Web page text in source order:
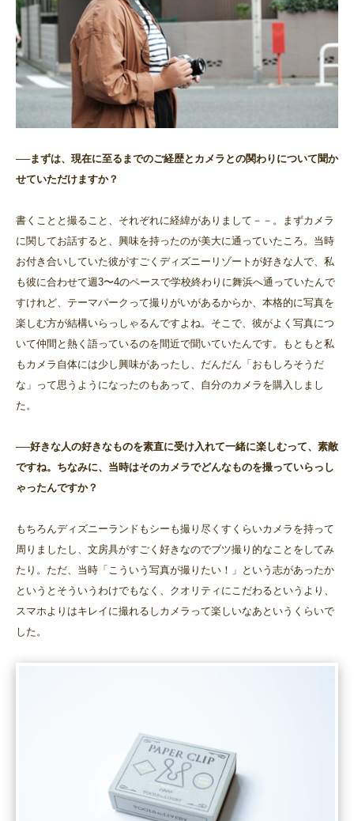
──まずは、現在に至るまでのご経歴とカメラとの関わりについて聞か
せていただけますか？
書くことと撮ること、それぞれに経緯がありまして－－。まずカメラ
に関してお話すると、興味を持ったのが美大に通っていたころ。当時
お付き合いしていた彼がすごくディズニーリゾートが好きな人で、私
も彼に合わせて週3〜4のペースで学校終わりに舞浜へ通っていたんで
すけれど、テーマパークって撮りがいがあるからか、本格的に写真を
楽しむ方が結構いらっしゃるんですよね。そこで、彼がよく写真につ
いて仲間と熱く語っているのを間近で聞いていたんです。もともと私
もカメラ自体には少し興味があったし、だんだん「おもしろそうだ
な」って思うようになったのもあって、自分のカメラを購入しまし
た。
──好きな人の好きなものを素直に受け入れて一緒に楽しむって、素敵
ですね。ちなみに、当時はそのカメラでどんなものを撮っていらっし
ゃったんですか？
もちろんディズニーランドもシーも撮り尽くすくらいカメラを持って
周りましたし、文房具がすごく好きなのでブツ撮り的なことをしてみ
たり。ただ、当時「こういう写真が撮りたい！」という志があったか
というとそういうわけでもなく、クオリティにこだわるというより、
スマホよりはキレイに撮れるしカメラって楽しいなあというくらいで
した。